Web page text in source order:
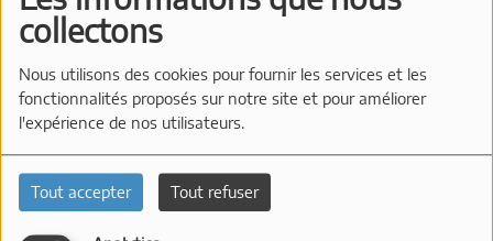
collectons
Nous utilisons des cookies pour fournir les services et les
fonctionnalités proposés sur notre site et pour améliorer
l'expérience de nos utilisateurs.
Tout accepter Tout refuser
TOP FRANCE